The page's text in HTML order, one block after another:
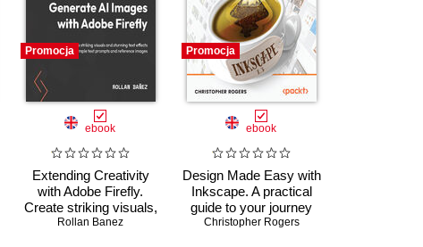
Promocja
ebook
Extending Creativity
with Adobe Firefly.
Create striking visuals,
add text effects, and
Rollan Banez
Promocja
ebook
Design Made Easy with
Inkscape. A practical
guide to your journey
from beginner to pro-
Christopher Rogers